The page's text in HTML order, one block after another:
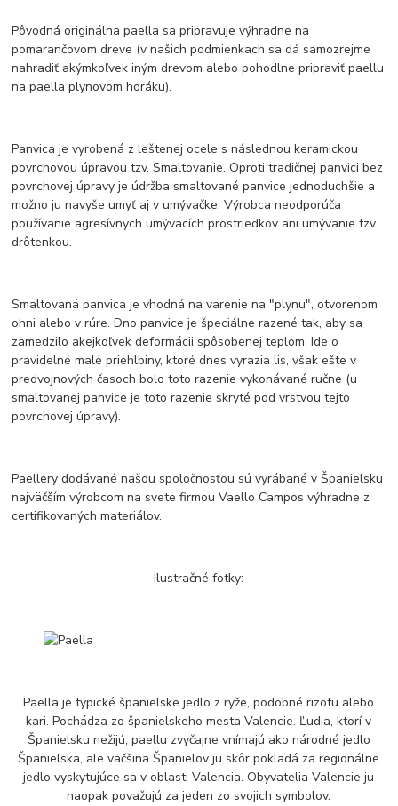
Pôvodná originálna paella sa pripravuje výhradne na
pomarančovom dreve (v našich podmienkach sa dá samozrejme
nahradiť akýmkoľvek iným drevom alebo pohodlne pripraviť paellu
na paella plynovom horáku).
Panvica je vyrobená z leštenej ocele s následnou keramickou
povrchovou úpravou tzv. Smaltovanie. Oproti tradičnej panvici bez
povrchovej úpravy je údržba smaltované panvice jednoduchšie a
možno ju navyše umyť aj v umývačke. Výrobca neodporúča
používanie agresívnych umývacích prostriedkov ani umývanie tzv.
drôtenkou.
Smaltovaná panvica je vhodná na varenie na "plynu", otvorenom
ohni alebo v rúre. Dno panvice je špeciálne razené tak, aby sa
zamedzilo akejkoľvek deformácii spôsobenej teplom. Ide o
pravidelné malé priehlbiny, ktoré dnes vyrazia lis, však ešte v
predvojnových časoch bolo toto razenie vykonávané ručne (u
smaltovanej panvice je toto razenie skryté pod vrstvou tejto
povrchovej úpravy).
Paellery dodávané našou spoločnosťou sú vyrábané v Španielsku
najväčším výrobcom na svete firmou Vaello Campos výhradne z
certifikovaných materiálov.
Ilustračné fotky:
Paella je typické španielske jedlo z ryže, podobné rizotu alebo
kari. Pochádza zo španielskeho mesta Valencie. Ľudia, ktorí v
Španielsku nežijú, paellu zvyčajne vnímajú ako národné jedlo
Španielska, ale väčšina Španielov ju skôr pokladá za regionálne
jedlo vyskytujúce sa v oblasti Valencia. Obyvatelia Valencie ju
naopak považujú za jeden zo svojich symbolov.